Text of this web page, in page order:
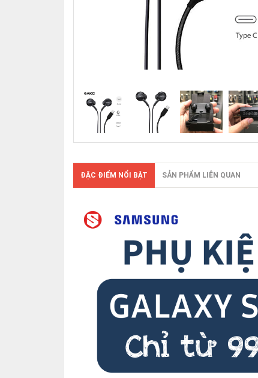
ĐẶC ĐIỂM NỔI BẬT SẢN PHẨM LIÊN QUAN